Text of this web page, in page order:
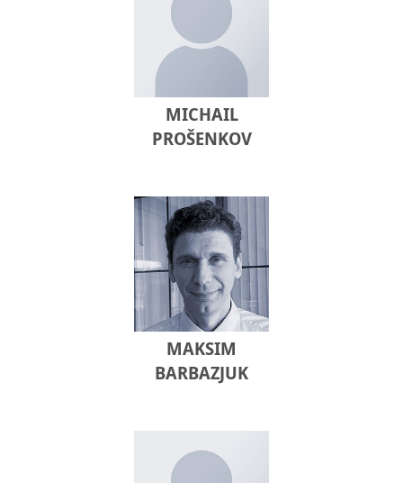
MICHAIL
PROŠENKOV
MAKSIM
BARBAZJUK